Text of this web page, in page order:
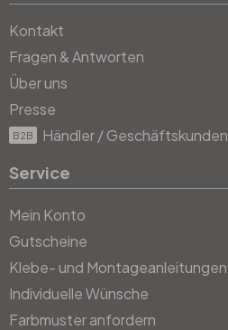
Kontakt
Fragen & Antworten
Über uns
Presse
B2B Händler / Geschäftskunden
Service
Mein Konto
Gutscheine
Klebe- und Montageanleitungen
Individuelle Wünsche
Farbmuster anfordern